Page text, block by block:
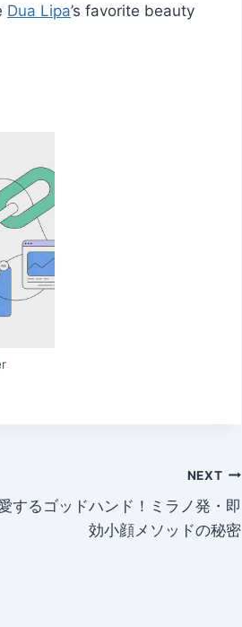
Dua Lipa’s favorite beauty
NEXT
するゴッドハンド！ミラノ発・即
効小顔メソッドの秘密